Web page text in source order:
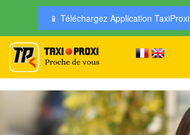
📱 Téléchargez Application TaxiProxi